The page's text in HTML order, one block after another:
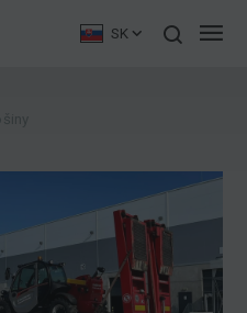
SK